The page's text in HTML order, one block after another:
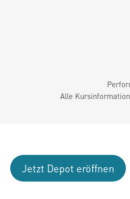
Alle
Jetzt Depot eröffnen